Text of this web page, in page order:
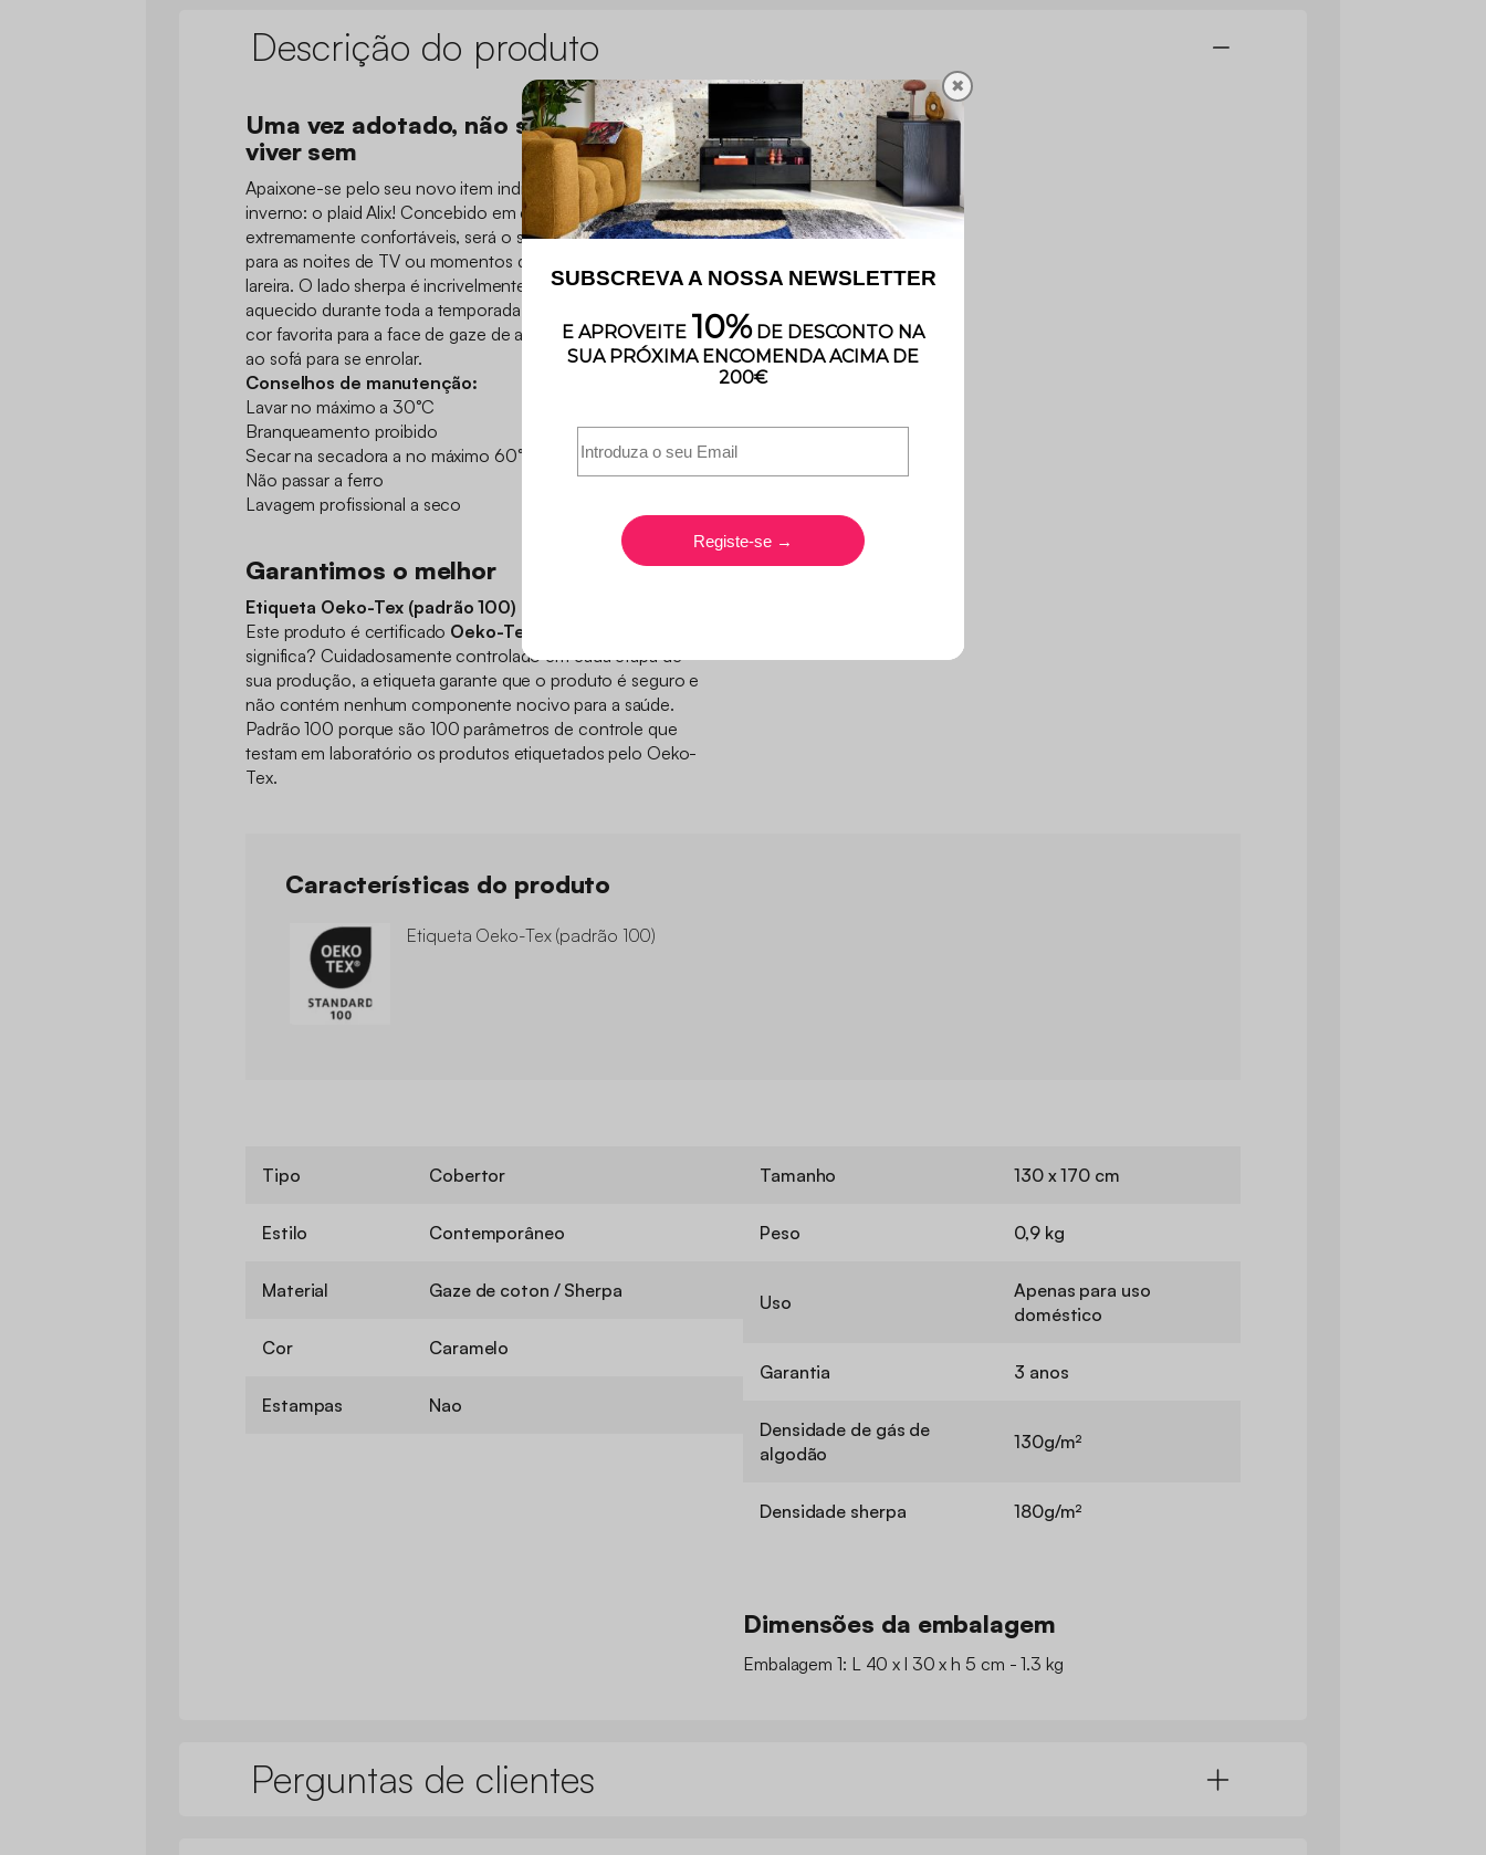
Descrição do produto
Uma vez adotado, não se pode mais
viver sem
Apaixone-se pelo seu novo item indispensável deste
inverno: o plaid Alix! Concebido em dois materiais
extremamente confortáveis, será o seu melhor companheiro
para as noites de TV ou momentos de leitura ao pé da
lareira. O lado sherpa é incrivelmente macio e manterá você
aquecido durante toda a temporada. Só falta escolher a sua
cor favorita para a face de gaze de algodão e pronto, rumo
ao sofá para se enrolar.
Conselhos de manutenção:
Lavar no máximo a 30°C
Branqueamento proibido
Secar na secadora a no máximo 60°C
Não passar a ferro
Lavagem profissional a seco
Garantimos o melhor
Etiqueta Oeko-Tex (padrão 100)
Este produto é certificado Oeko-Tex (padrão 100)
significa? Cuidadosamente controlado em cada etapa de
sua produção, a etiqueta garante que o produto é seguro e
não contém nenhum componente nocivo para a saúde.
Padrão 100 porque são 100 parâmetros de controle que
testam em laboratório os produtos etiquetados pelo Oeko-
Tex.
Características do produto
Etiqueta Oeko-Tex (padrão 100)
Tipo Cobertor
Estilo Contemporâneo
Material Gaze de coton / Sherpa
Cor Caramelo
Estampas Nao
Tamanho 130 x 170 cm
Peso 0,9 kg
Uso
Apenas para uso
doméstico
Garantia 3 anos
Densidade de gás de
algodão
130g/m²
Densidade sherpa 180g/m²
Dimensões da embalagem
Embalagem 1: L 40 x l 30 x h 5 cm - 1.3 kg
Perguntas de clientes
✖